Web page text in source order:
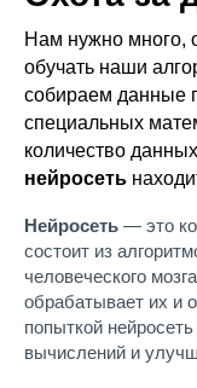
Нам нужно много,
обучать наши
собираем данные
специальных
количество
нейросеть
Нейросеть — это
состоит из
человеческого
обрабатывает их и
попыткой
вычислений и